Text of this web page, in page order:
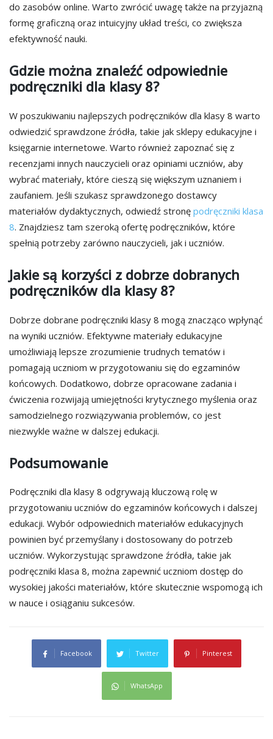
do zasobów online. Warto zwrócić uwagę także na przyjazną
formę graficzną oraz intuicyjny układ treści, co zwiększa
efektywność nauki.
Gdzie można znaleźć odpowiednie
podręczniki dla klasy 8?
W poszukiwaniu najlepszych podręczników dla klasy 8 warto
odwiedzić sprawdzone źródła, takie jak sklepy edukacyjne i
księgarnie internetowe. Warto również zapoznać się z
recenzjami innych nauczycieli oraz opiniami uczniów, aby
wybrać materiały, które cieszą się większym uznaniem i
zaufaniem. Jeśli szukasz sprawdzonego dostawcy
materiałów dydaktycznych, odwiedź stronę podręczniki klasa
8. Znajdziesz tam szeroką ofertę podręczników, które
spełnią potrzeby zarówno nauczycieli, jak i uczniów.
Jakie są korzyści z dobrze dobranych
podręczników dla klasy 8?
Dobrze dobrane podręczniki klasy 8 mogą znacząco wpłynąć
na wyniki uczniów. Efektywne materiały edukacyjne
umożliwiają lepsze zrozumienie trudnych tematów i
pomagają uczniom w przygotowaniu się do egzaminów
końcowych. Dodatkowo, dobrze opracowane zadania i
ćwiczenia rozwijają umiejętności krytycznego myślenia oraz
samodzielnego rozwiązywania problemów, co jest
niezwykle ważne w dalszej edukacji.
Podsumowanie
Podręczniki dla klasy 8 odgrywają kluczową rolę w
przygotowaniu uczniów do egzaminów końcowych i dalszej
edukacji. Wybór odpowiednich materiałów edukacyjnych
powinien być przemyślany i dostosowany do potrzeb
uczniów. Wykorzystując sprawdzone źródła, takie jak
podręczniki klasa 8, można zapewnić uczniom dostęp do
wysokiej jakości materiałów, które skutecznie wspomogą ich
w nauce i osiąganiu sukcesów.
Facebook Twitter Pinterest
WhatsApp